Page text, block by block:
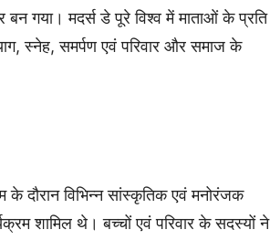
बन गया। मदर्स डे पूरे विश्व में माताओं के प्रति
स्नेह, समर्पण एवं परिवार और समाज के
के दौरान विभिन्न सांस्कृतिक एवं मनोरंजक
शामिल थे। बच्चों एवं परिवार के सदस्यों ने